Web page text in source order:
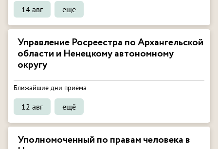
14 авг ещё
Управление Росреестра по Архангельской
области и Ненецкому автономному
округу
Ближайшие дни приёма
12 авг ещё
Уполномоченный по правам человека в